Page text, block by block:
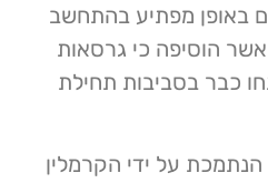
באופן מפתיע בהתחשב
במורכבותה" – לפי CISA אשר הוסיפה כי גרסאות
כבר בסביבות תחילת
על ידי הקרמלין